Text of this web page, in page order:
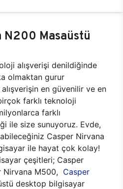
N200 Masaüstü
alışverişi denildiğinde
olmaktan gurur
en güvenilir ve en
farklı teknoloji
farklı
ile size sunuyoruz. Evde,
Casper Nirvana
ile hayat çok kolay!
çeşitleri; Casper
Nirvana M500, Casper
desktop bilgisayar